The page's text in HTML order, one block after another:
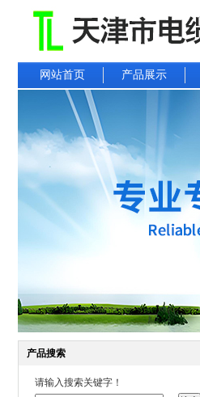
网站首页 产品展示
产品搜索
请输入搜索关键字！